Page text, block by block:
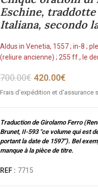
Eschine,
Italiana, secondo
Aldus in Venetia, 1557 ; in-8 ;
(reliure ancienne) ; 255 ff., le
700.00€ 420.00€
Frais d'expédition et d'assurance
Traduction de Girolamo Ferro
Brunet, II-593 "ce volume qui est
portant la date de 1597"). Bel
manque à la pièce de titre.
REF : 7715